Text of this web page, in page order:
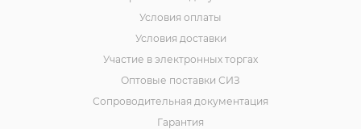
Условия оплаты
Условия доставки
Участие в электронных торгах
Оптовые поставки СИЗ
Сопроводительная документация
Гарантия